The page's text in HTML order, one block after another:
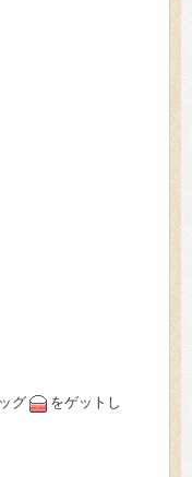
グ
をゲットし